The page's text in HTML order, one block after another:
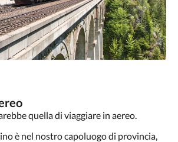
quella di viaggiare in aereo.
è nel nostro capoluogo di provincia,